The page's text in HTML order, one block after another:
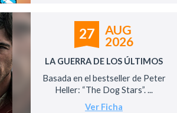
27
AUG
2026
LA GUERRA DE LOS ÚLTIMOS
Basada en el bestseller de Peter
Heller: “The Dog Stars”. ...
Ver Ficha